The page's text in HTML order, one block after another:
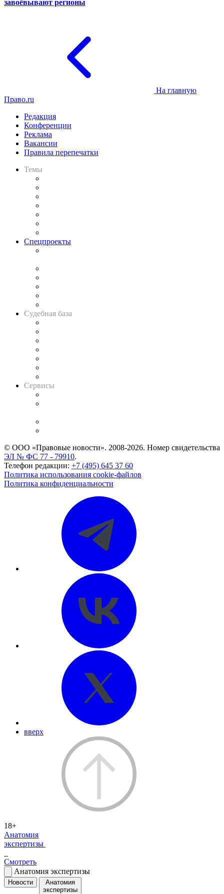
завоёвывают регионы
На главную
Право.ru
Редакция
Конференции
Реклама
Вакансии
Правила перепечатки
Темы
Спецпроекты
Судебная база
Сервисы
© ООО «Правовые новости». 2008-2026. Номер свидетельства
ЭЛ № ФС 77 - 79910.
Телефон редакции: +7 (495) 645 37 60
Политика использования cookie-файлов
Политика конфиденциальности
вверх
18+
Анатомия
экспертизы
Смотреть
Анатомия экспертизы
Новости
Анатомия
экспертизы